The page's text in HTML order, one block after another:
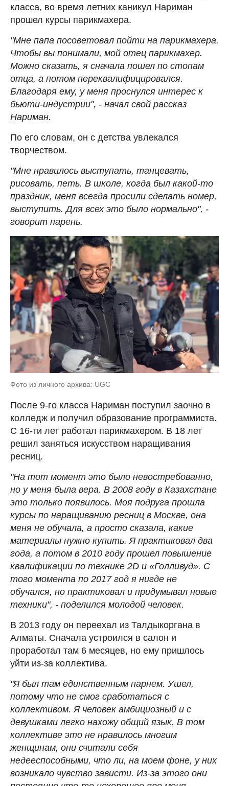
класса, во время летних каникул Нариман
прошел курсы парикмахера.
"Мне папа посоветовал пойти на парикмахера.
Чтобы вы понимали, мой отец парикмахер.
Можно сказать, я сначала пошел по стопам
отца, а потом переквалифицировался.
Благодаря ему, у меня проснулся интерес к
бьюти-индустрии", - начал свой рассказ
Нариман.
По его словам, он с детства увлекался
творчеством.
"Мне нравилось выступать, танцевать,
рисовать, петь. В школе, когда был какой-то
праздник, меня всегда просили сделать номер,
выступить. Для всех это было нормально", -
говорит парень.
Фото из личного архива: UGC
После 9-го класса Нариман поступил заочно в
колледж и получил образование программиста.
С 16-ти лет работал парикмахером. В 18 лет
решил заняться искусством наращивания
ресниц.
"На тот момент это было невостребованно,
но у меня была вера. В 2008 году в Казахстане
это только появилось. Моя подруга прошла
курсы по наращиванию ресниц в Москве, она
меня не обучала, а просто сказала, какие
материалы нужно купить. Я практиковал два
года, а потом в 2010 году прошел повышение
квалификации по технике 2D и «Голливуд». С
того момента по 2017 год я нигде не
обучался, но практиковал и придумывал новые
техники", - поделился молодой человек.
В 2013 году он переехал из Талдыкоргана в
Алматы. Сначала устроился в салон и
проработал там 6 месяцев, но ему пришлось
уйти из-за коллектива.
"Я был там единственным парнем. Ушел,
потому что не смог сработаться с
коллективом. Я человек амбициозный и с
девушками легко нахожу общий язык. В том
коллективе это не нравилось многим
женщинам, они считали себя
недееспособными, что ли, на моем фоне, у них
возникало чувство зависти. Из-за этого они